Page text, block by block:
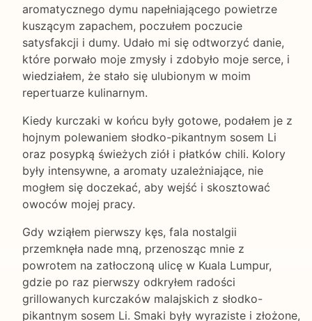
aromatycznego dymu napełniającego powietrze
kuszącym zapachem, poczułem poczucie
satysfakcji i dumy. Udało mi się odtworzyć danie,
które porwało moje zmysły i zdobyło moje serce, i
wiedziałem, że stało się ulubionym w moim
repertuarze kulinarnym.
Kiedy kurczaki w końcu były gotowe, podałem je z
hojnym polewaniem słodko-pikantnym sosem Li
oraz posypką świeżych ziół i płatków chili. Kolory
były intensywne, a aromaty uzależniające, nie
mogłem się doczekać, aby wejść i skosztować
owoców mojej pracy.
Gdy wziąłem pierwszy kęs, fala nostalgii
przemknęła nade mną, przenosząc mnie z
powrotem na zatłoczoną ulicę w Kuala Lumpur,
gdzie po raz pierwszy odkryłem radości
grillowanych kurczaków malajskich z słodko-
pikantnym sosem Li. Smaki były wyraziste i złożone,